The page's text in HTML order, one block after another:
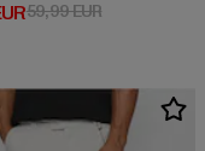
Preis: 35,99 EUR
59,99 EURAktionspreis: